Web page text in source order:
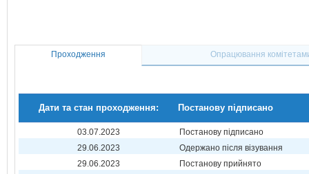
Проходження Опрацювання
Дати та стан проходження: Постанову підписано
03.07.2023
Постанову підписано
29.06.2023
Одержано після візування
29.06.2023
Постанову прийнято